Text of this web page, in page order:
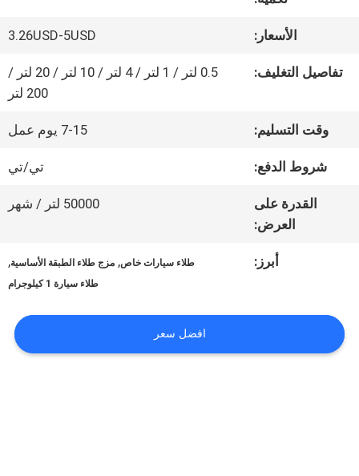
المعمل
الجودة
طلب
الأسعار: 3.26USD-5USD
تفاصيل التغليف:
0.5 لتر / 1 لتر / 4 لتر / 10 لتر / 20 لتر /
200 لتر
وقت التسليم: 7-15 يوم عمل
شروط الدفع: تي/تي
القدرة على
العرض:
50000 لتر / شهر
أبرز: طلاء سيارات خاص, مزج طلاء الطبقة الأساسية,
طلاء سيارة 1 كيلوجرام
افضل سعر